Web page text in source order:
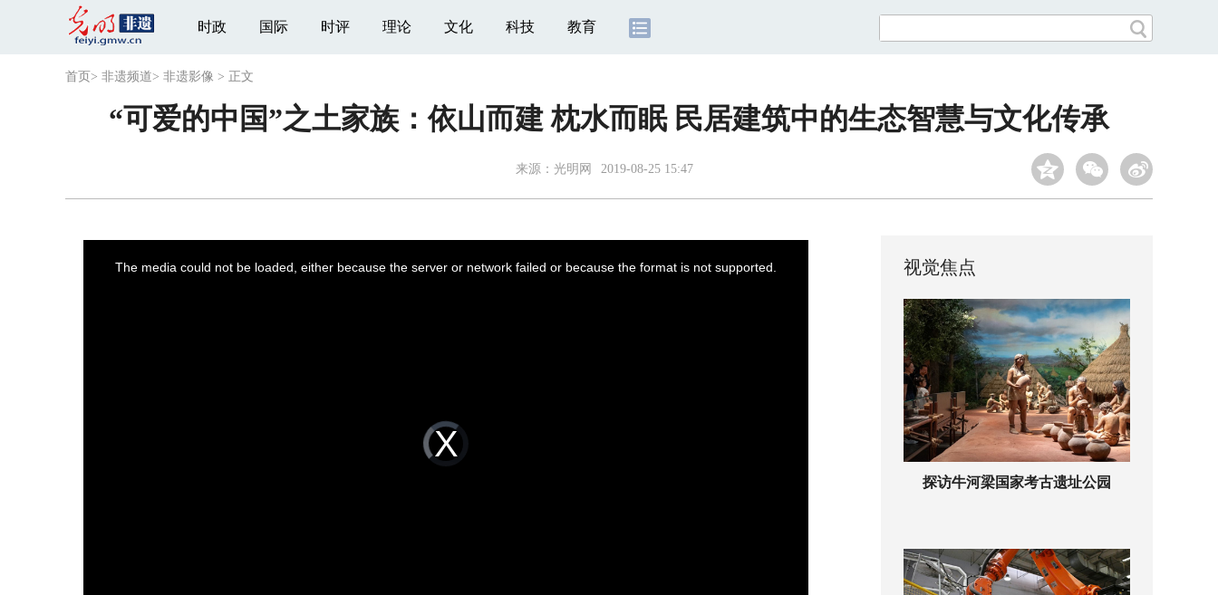
时政 国际 时评 理论 文化 科技 教育
首页 > 非遗频道> 非遗影像 > 正文
“可爱的中国”之土家族：依山而建 枕水而眠 民居建筑中的生态智慧与文化传承
来源： 光明网 2019-08-25 15:47
Video
Player
is
loading.
The media could not be loaded, either because the server or network failed or because the format is not supported. 视觉焦点
探访牛河梁国家考古遗址公园